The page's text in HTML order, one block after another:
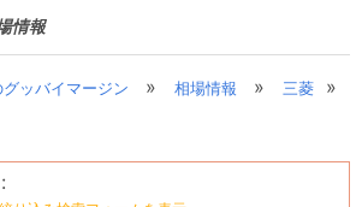
情報
ッバイマージン » 相場情報 » 三菱 »